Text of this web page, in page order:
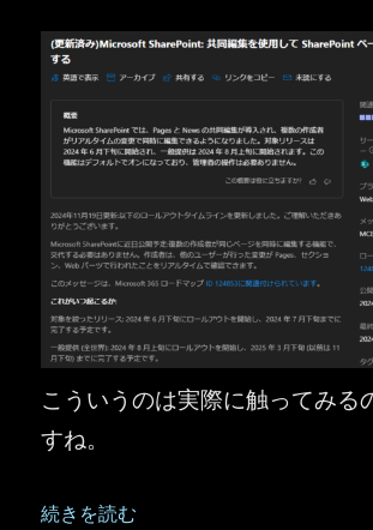
こういうのは実際に触ってみる
すね。
“SharePoint ：ニュース・ページの共同
続きを読む